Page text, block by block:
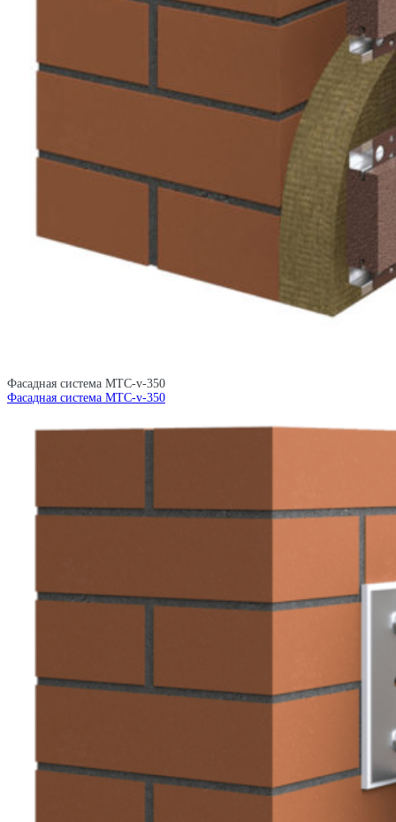
Фасадная система MTC-v-350
Фасадная система MTC-v-350